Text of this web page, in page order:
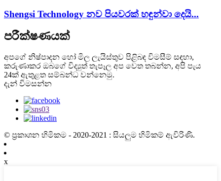
Shengsi Technology නව පියවරක් හඳුන්වා දෙයි...
පරීක්ෂණයක්
අපගේ නිෂ්පාදන හෝ මිල ලැයිස්තුව පිළිබඳ විමසීම් සඳහා,
කරුණාකර ඔබගේ විද්‍යුත් තැපෑල අප වෙත තබන්න, අපි පැය
24ක් ඇතුළත සම්බන්ධ වන්නෙමු.
දැන් විමසන්න
© ප්‍රකාශන හිමිකම - 2020-2021 : සියලුම හිමිකම් ඇවිරිණි.
x